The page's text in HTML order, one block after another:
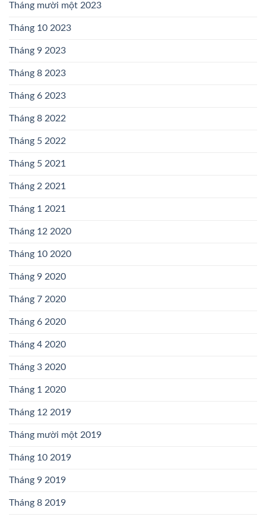
Tháng mười một 2023
Tháng 10 2023
Tháng 9 2023
Tháng 8 2023
Tháng 6 2023
Tháng 8 2022
Tháng 5 2022
Tháng 5 2021
Tháng 2 2021
Tháng 1 2021
Tháng 12 2020
Tháng 10 2020
Tháng 9 2020
Tháng 7 2020
Tháng 6 2020
Tháng 4 2020
Tháng 3 2020
Tháng 1 2020
Tháng 12 2019
Tháng mười một 2019
Tháng 10 2019
Tháng 9 2019
Tháng 8 2019